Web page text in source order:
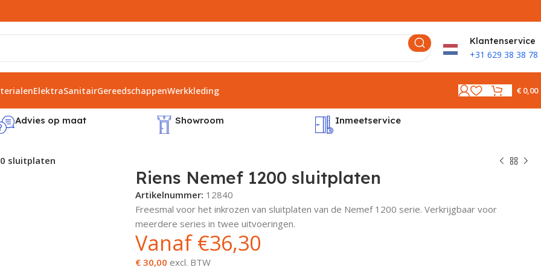
Klantenservice
+31 629 38 38 78
ElektraSanitairGereedschappenWerkkleding €0,00
Advies op maat Showroom Inmeetservice
sluitplaten
Riens Nemef 1200 sluitplaten
Artikelnummer: 12840
Freesmal voor het inkrozen van sluitplaten van de Nemef 1200 serie. Verkrijgbaar voor
meerdere series in twee uitvoeringen.
Vanaf€36,30
€ 30,00 excl. BTW